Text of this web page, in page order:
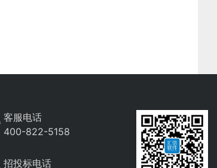
客服电话
400-822-5158
招投标电话